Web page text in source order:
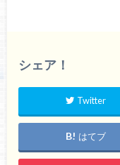
シェア！
Twitter
はてブ